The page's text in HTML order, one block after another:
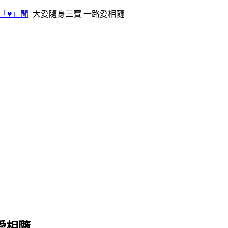
♥」聞 大愛隨身三寶 一路愛相隨